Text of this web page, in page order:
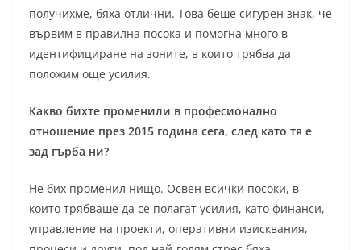
получихме, бяха отлични. Това беше сигурен знак, че
вървим в правилна посока и помогна много в
идентифициране на зоните, в които трябва да
положим още усилия.
Какво бихте променили в професионално
отношение през 2015 година сега, след като тя е
зад гърба ни?
Не бих променил нищо. Освен всички посоки, в
които трябваше да се полагат усилия, като финанси,
управление на проекти, оперативни изисквания,